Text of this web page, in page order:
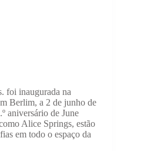
foi inaugurada na
Berlim, a 2 de junho de
aniversário de June
Alice Springs, estão
em todo o espaço da